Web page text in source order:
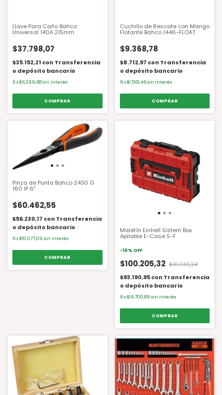
Llave Para Caño Bahco
Universal 140A 215mm
$37.798,07
$35.152,21 con Transferencia
o depósito bancario
6x$6.299,68sin interés
Cuchillo de Rescate con Mango
Flotante Bahco 1446-FLOAT
$9.368,78
$8.712,97 con Transferencia
o depósito bancario
6 x$1.561,46 sin interés
Pinza de Punta Bahco 2430 G
160 IP 6"
$60.462,55
$56.230,17 con Transferencia
o depósito bancario
6x$10.077,09 sin interés
Maletín Einhell Sistem Box
Apilable E-Case S-F
-10% OFF
$100.205,32 $111.339,24
$93.190,95con Transferencia
o depósito bancario
6 x$16.700,89 sin interés